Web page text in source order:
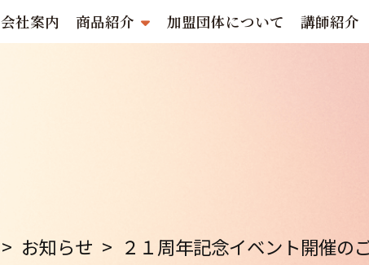
会社案内 商品紹介 加盟団体について 講師紹介
> お知らせ > ２１周年記念イベント開催の